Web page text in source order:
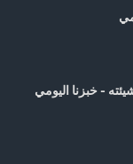
- خبزنا اليومي